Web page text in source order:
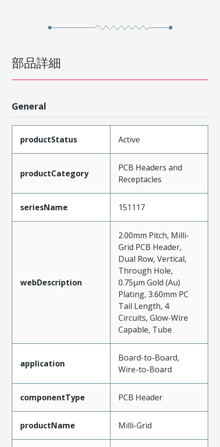
部品詳細
General
productStatus Active
productCategory
PCB Headers and
Receptacles
seriesName 151117
webDescription
2.00mm Pitch, Milli-
Grid PCB Header,
Dual Row, Vertical,
Through Hole,
0.75µm Gold (Au)
Plating, 3.60mm PC
Tail Length, 4
Circuits, Glow-Wire
Capable, Tube
application
Board-to-Board,
Wire-to-Board
componentType PCB Header
productName Milli-Grid